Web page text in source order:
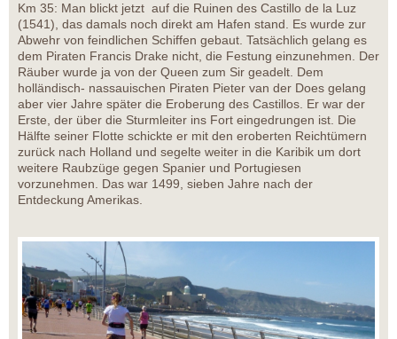
Km 35: Man blickt jetzt auf die Ruinen des Castillo de la Luz
(1541), das damals noch direkt am Hafen stand. Es wurde zur
Abwehr von feindlichen Schiffen gebaut. Tatsächlich gelang es
dem Piraten Francis Drake nicht, die Festung einzunehmen. Der
Räuber wurde ja von der Queen zum Sir geadelt. Dem
holländisch- nassauischen Piraten Pieter van der Does gelang
aber vier Jahre später die Eroberung des Castillos. Er war der
Erste, der über die Sturmleiter ins Fort eingedrungen ist. Die
Hälfte seiner Flotte schickte er mit den eroberten Reichtümern
zurück nach Holland und segelte weiter in die Karibik um dort
weitere Raubzüge gegen Spanier und Portugiesen
vorzunehmen. Das war 1499, sieben Jahre nach der
Entdeckung Amerikas.